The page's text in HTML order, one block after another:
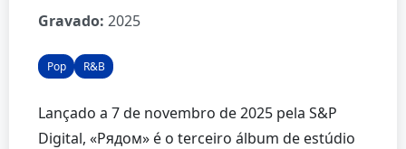
Gravado: 2025
Pop R&B
Lançado a 7 de novembro de 2025 pela S&P
Digital, «Рядом» é o terceiro álbum de estúdio